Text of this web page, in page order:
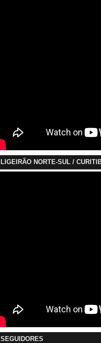
LIGEIRÃO NORTE-SUL /
SEGUIDORES